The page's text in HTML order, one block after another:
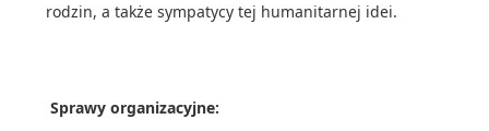
rodzin, a także sympatycy tej humanitarnej idei.
Sprawy organizacyjne: